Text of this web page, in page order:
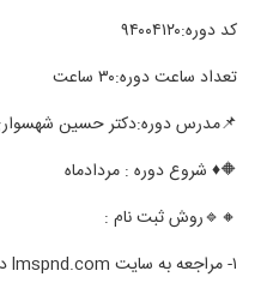
کد دوره:۹۴۰۰۴۱۲۰
تعداد ساعت دوره:۳۰ ساعت
📌مدرس دوره:دکتر حسین
🔶
♦️ شروع دوره : مردادماه
🔸
🔹روش ثبت نام :
۱- مراجعه به سایت lmspnd.com در صفحه آغازین در زیر بنر اسلایدر